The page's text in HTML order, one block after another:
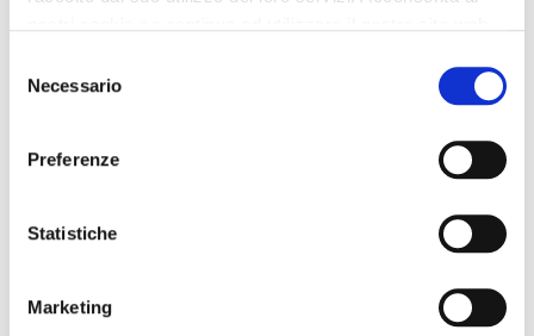
delNecessario
Preferenze
Statistiche
Marketing